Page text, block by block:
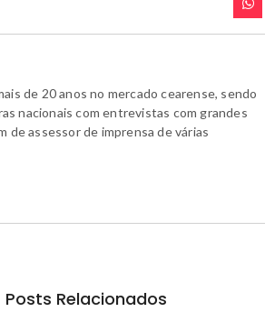
de 20 anos no mercado cearense, sendo
nacionais com entrevistas com grandes
de assessor de imprensa de várias
Posts Relacionados